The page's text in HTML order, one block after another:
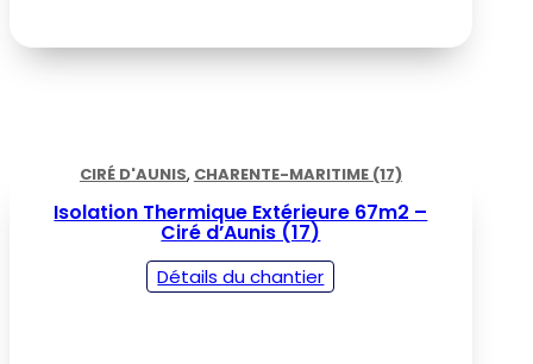
CIRÉ D'AUNIS, CHARENTE-MARITIME (17)
Isolation Thermique Extérieure 67m2 –
Ciré d’Aunis (17)
Détails du chantier